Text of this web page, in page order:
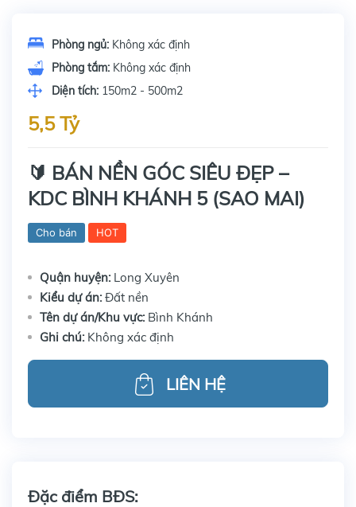
Phòng ngủ: Không xác định
Phòng tắm: Không xác định
Diện tích: 150m2 - 500m2
5,5 Tỷ
🔰 BÁN NỀN GÓC SIÊU ĐẸP –
KDC BÌNH KHÁNH 5 (SAO MAI)
Cho bán HOT
Quận huyện: Long Xuyên
Kiểu dự án:Đất nền
Tên dự án/Khu vực: Bình Khánh
Ghi chú: Không xác định
LIÊN HỆ
Đặc điểm BĐS: